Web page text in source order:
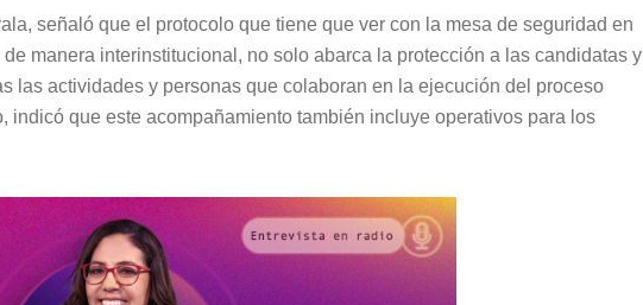
señaló que el protocolo que tiene que ver con la mesa de seguridad en
manera interinstitucional, no solo abarca la protección a las candidatas y
las actividades y personas que colaboran en la ejecución del proceso
indicó que este acompañamiento también incluye operativos para los